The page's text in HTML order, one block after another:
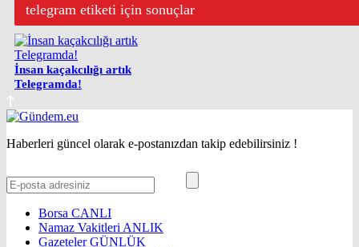
telegram etiketi için sonuçlar
İnsan kaçakcılığı artık
Telegramda!
Haberleri güncel olarak e-postanızdan takip edebilirsiniz !
Borsa CANLI
Namaz Vakitleri ANLIK
GazetelerGÜNLÜK